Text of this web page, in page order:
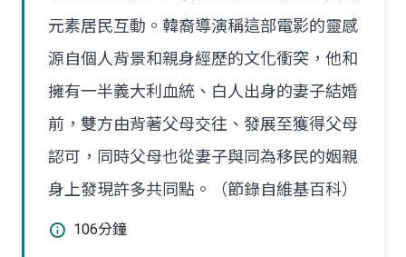
元素居民互動。韓裔導演稱這部電影的靈感
源自個人背景和親身經歷的文化衝突，他和
擁有一半義大利血統、白人出身的妻子結婚
前，雙方由背著父母交往、發展至獲得父母
認可，同時父母也從妻子與同為移民的姻親
身上發現許多共同點。（節錄自維基百科）
106分鐘